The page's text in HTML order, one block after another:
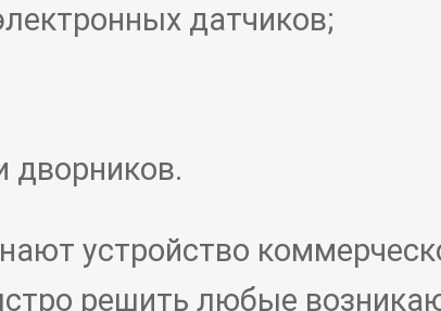
датчиков;
дворников.
устройство
решить любые